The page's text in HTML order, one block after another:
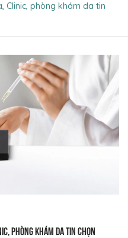
Clinic, phòng khám da tin
phòng khám da tin chọn